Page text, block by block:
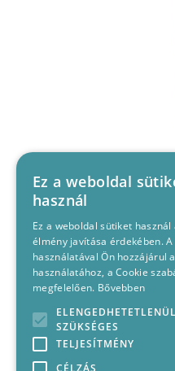
Ez a weboldal
használ
Ez a weboldal sütiket
élmény javítása érdekében.
használatával Ön hozzájárul
használatához, a Cookie
megfelelően. Bővebben
ELENGEDHETETLENÜL
SZÜKSÉGES
TELJESÍTMÉNY
CÉLZÁS